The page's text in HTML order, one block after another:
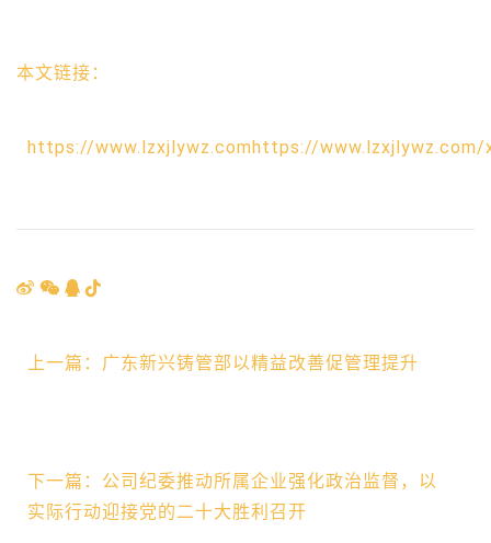
本文链接：
https://www.lzxjlywz.comhttps://www.lzxjlywz.com/
上一篇：广东新兴铸管部以精益改善促管理提升
下一篇：公司纪委推动所属企业强化政治监督，以
实际行动迎接党的二十大胜利召开